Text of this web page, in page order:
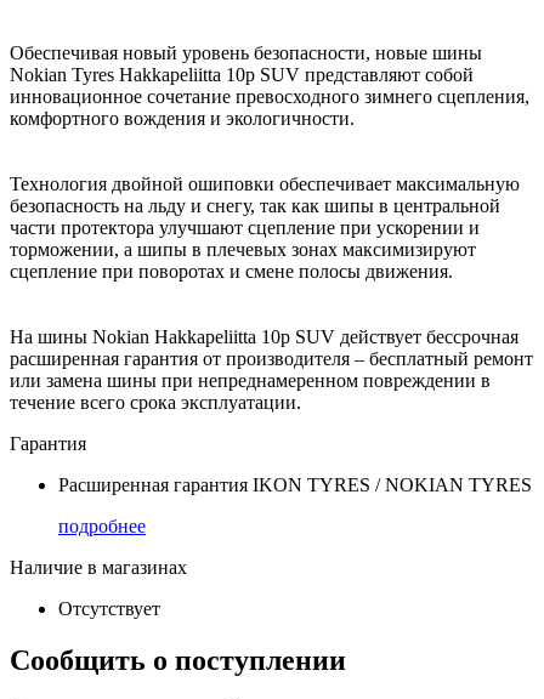
Обеспечивая новый уровень безопасности, новые шины
Nokian Tyres Hakkapeliitta 10p SUV представляют собой
инновационное сочетание превосходного зимнего сцепления,
комфортного вождения и экологичности.
Технология двойной ошиповки обеспечивает максимальную
безопасность на льду и снегу, так как шипы в центральной
части протектора улучшают сцепление при ускорении и
торможении, а шипы в плечевых зонах максимизируют
сцепление при поворотах и смене полосы движения.
На шины Nokian Hakkapeliitta 10p SUV действует бессрочная
расширенная гарантия от производителя – бесплатный ремонт
или замена шины при непреднамеренном повреждении в
течение всего срока эксплуатации.
Гарантия
Расширенная гарантия IKON TYRES / NOKIAN TYRES
подробнее
Наличие в магазинах
Отсутствует
Сообщить о поступлении